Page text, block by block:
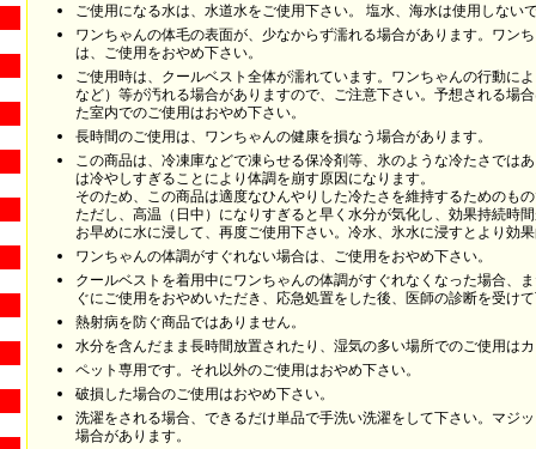
ご使用になる水は、水道水をご使用下さい。
塩水、海水は使用しない
ワンちゃんの体毛の表面が、少なからず濡れる場合があります。ワン
は、ご使用をおやめ下さい。
ご使用時は、クールベスト全体が濡れています。ワンちゃんの行動に
など）等が汚れる場合がありますので、ご注意下さい。予想される場
た室内でのご使用はおやめ下さい。
長時間のご使用は、ワンちゃんの健康を損なう場合があります。
この商品は、冷凍庫などで凍らせる保冷剤等、氷のような冷たさでは
は冷やしすぎることにより体調を崩す原因になります。
そのため、この商品は適度なひんやりした冷たさを維持するためのも
ただし、高温（日中）になりすぎると早く水分が気化し、効果持続時
お早めに水に浸して、再度ご使用下さい。冷水、氷水に浸すとより効
ワンちゃんの体調がすぐれない場合は、ご使用をおやめ下さい。
クールベストを着用中にワンちゃんの体調がすぐれなくなった場合、
ぐにご使用をおやめいただき、応急処置をした後、医師の診断を受け
熱射病を防ぐ商品ではありません。
水分を含んだまま長時間放置されたり、湿気の多い場所でのご使用は
ペット専用です。それ以外のご使用はおやめ下さい。
破損した場合のご使用はおやめ下さい。
洗濯をされる場合、できるだけ単品で手洗い洗濯をして下さい。マジ
場合があります。